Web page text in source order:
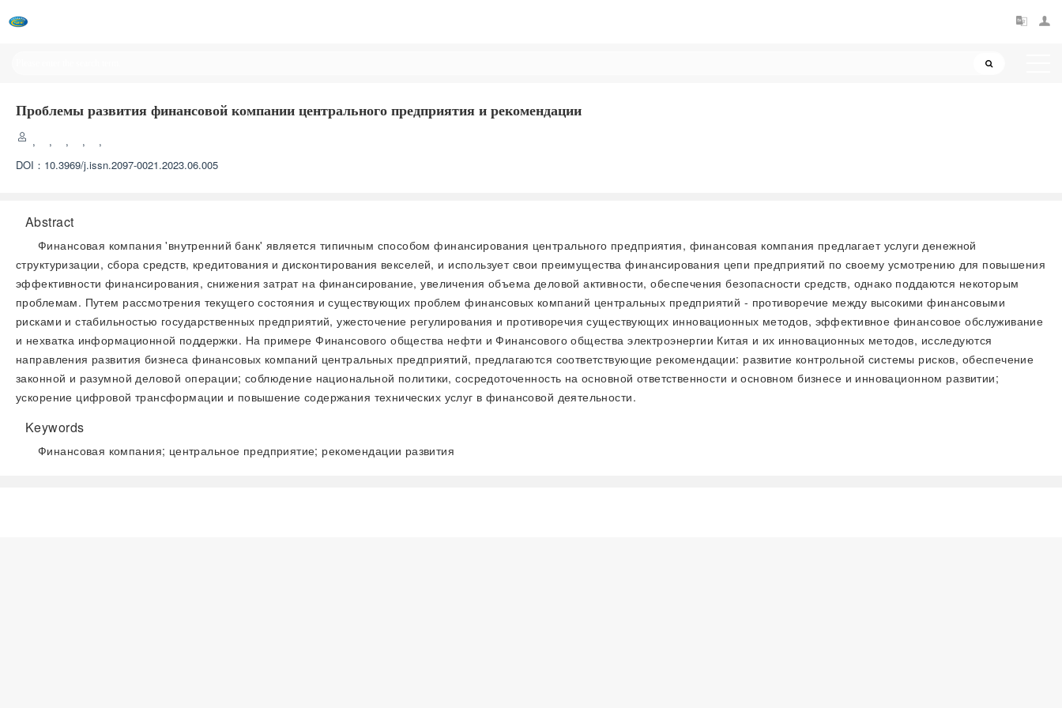
Проблемы развития финансовой компании центрального предприятия и рекомендации
, , , ,
,
DOI： 10.3969/j.issn.2097-0021.2023.06.005
Abstract
Финансовая компания 'внутренний банк' является типичным способом финансирования центрального предприятия, финансовая компания предлагает услуги денежной
структуризации, сбора средств, кредитования и дисконтирования векселей, и использует свои преимущества финансирования цепи предприятий по своему усмотрению для повышения
эффективности финансирования, снижения затрат на финансирование, увеличения объема деловой активности, обеспечения безопасности средств, однако поддаются некоторым
проблемам. Путем рассмотрения текущего состояния и существующих проблем финансовых компаний центральных предприятий - противоречие между высокими финансовыми
рисками и стабильностью государственных предприятий, ужесточение регулирования и противоречия существующих инновационных методов, эффективное финансовое обслуживание
и нехватка информационной поддержки. На примере Финансового общества нефти и Финансового общества электроэнергии Китая и их инновационных методов, исследуются
направления развития бизнеса финансовых компаний центральных предприятий, предлагаются соответствующие рекомендации: развитие контрольной системы рисков, обеспечение
законной и разумной деловой операции; соблюдение национальной политики, сосредоточенность на основной ответственности и основном бизнесе и инновационном развитии;
ускорение цифровой трансформации и повышение содержания технических услуг в финансовой деятельности.
Keywords
Финансовая компания; центральное предприятие; рекомендации развития